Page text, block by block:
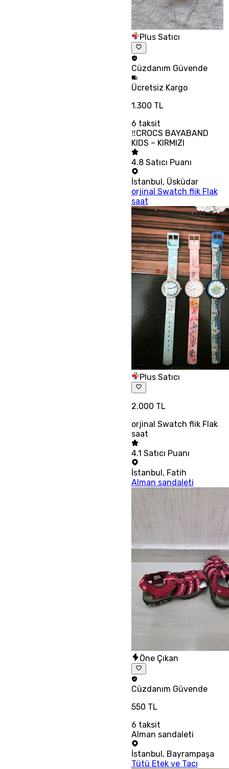
Plus Satıcı
Cüzdanım Güvende
Ücretsiz Kargo
1.300 TL
6 taksit
‼CROCS BAYABAND
KIDS – KIRMIZI
4.8 Satıcı Puanı
İstanbul, Üsküdar
orjinal Swatch flik Flak
saat
Plus Satıcı
2.000 TL
orjinal Swatch flik Flak
saat
4.1 Satıcı Puanı
İstanbul, Fatih
Alman sandaleti
Öne Çıkan
Cüzdanım Güvende
550 TL
6 taksit
Alman sandaleti
İstanbul , Bayrampaşa
Tütü Etek ve Tacı